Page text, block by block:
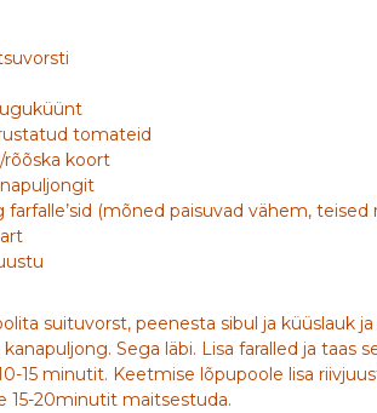
tomateid
rõõska koort
farfalle’sid (mõned paisuvad vähem, teised
suituvorst, peenesta sibul ja küüslauk
Sega läbi. Lisa faralled ja taas
15 minutit. Keetmise lõpupoole lisa
15-20minutit maitsestuda.